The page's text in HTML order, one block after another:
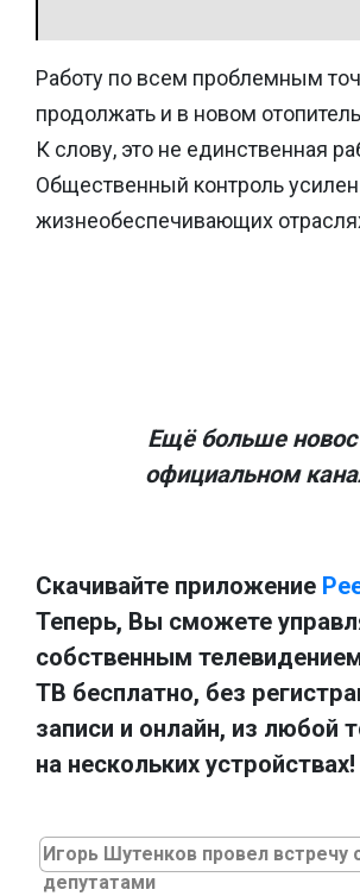
Работу по всем проблемным
продолжать и в новом
К слову, это не единственная
Общественный контроль
жизнеобеспечивающих
Ещё больше
официальном
Скачивайте приложение
Теперь, Вы сможете
собственным
ТВ бесплатно, без
записи и онлайн, из любой
на нескольких устройствах!
Игорь Шутенков провел встречу
депутатами